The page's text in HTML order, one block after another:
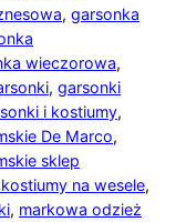
, garsonka
wieczorowa,
, garsonki
i kostiumy,
De Marco,
sklep
na wesele,
, markowa odzież